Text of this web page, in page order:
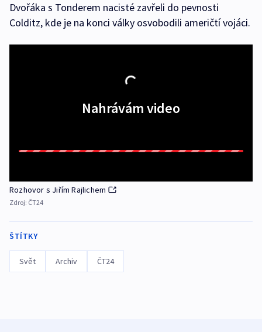
Dvořáka s Tonderem nacisté zavřeli do pevnosti
Colditz, kde je na konci války osvobodili američtí vojáci.
Nahrávám video
Rozhovor s Jiřím Rajlichem
Zdroj: ČT24
ŠTÍTKY
Svět Archiv ČT24